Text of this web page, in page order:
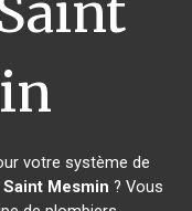
votre système de
Mesmin ? Vous